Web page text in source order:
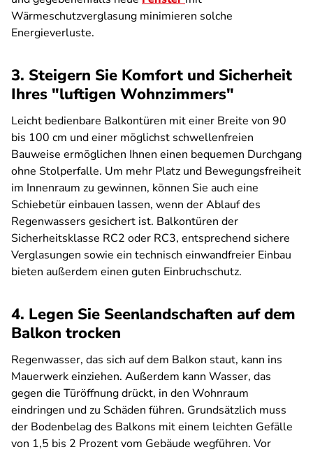
Wärmeschutzverglasung minimieren solche
Energieverluste.
3. Steigern Sie Komfort und Sicherheit
Ihres "luftigen Wohnzimmers"
Leicht bedienbare Balkontüren mit einer Breite von 90
bis 100 cm und einer möglichst schwellenfreien
Bauweise ermöglichen Ihnen einen bequemen Durchgang
ohne Stolperfalle. Um mehr Platz und Bewegungsfreiheit
im Innenraum zu gewinnen, können Sie auch eine
Schiebetür einbauen lassen, wenn der Ablauf des
Regenwassers gesichert ist. Balkontüren der
Sicherheitsklasse RC2 oder RC3, entsprechend sichere
Verglasungen sowie ein technisch einwandfreier Einbau
bieten außerdem einen guten Einbruchschutz.
4. Legen Sie Seenlandschaften auf dem
Balkon trocken
Regenwasser, das sich auf dem Balkon staut, kann ins
Mauerwerk einziehen. Außerdem kann Wasser, das
gegen die Türöffnung drückt, in den Wohnraum
eindringen und zu Schäden führen. Grundsätzlich muss
der Bodenbelag des Balkons mit einem leichten Gefälle
von 1,5 bis 2 Prozent vom Gebäude wegführen. Vor